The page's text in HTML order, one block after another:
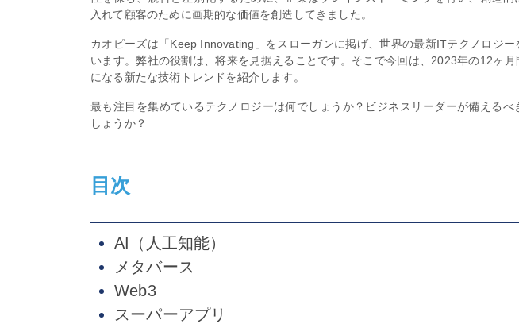
入れて顧客のために画期的な価値を創造してきました。
カオピーズは「Keep Innovating」をスローガンに掲げ、世界の最新ITテクノロジ
います。弊社の役割は、将来を見据えることです。そこで今回は、2023年の12ヶ
になる新たな技術トレンドを紹介します。
最も注目を集めているテクノロジーは何でしょうか？ビジネスリーダーが備える
しょうか？
目次
AI（人工知能）
メタバース
Web3
スーパーアプリ